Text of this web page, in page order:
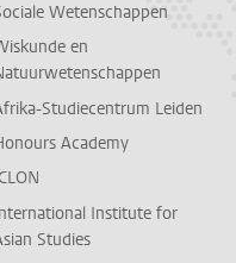
Wetenschappen
en
Studiecentrum Leiden
Academy
Institute for
Studies